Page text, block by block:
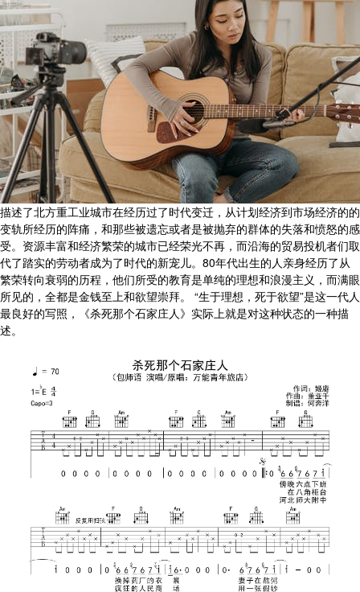
描述了北方重工业城市在经历过了时代变迁，从计划经济到市场经济的的
变轨所经历的阵痛，和那些被遗忘或者是被抛弃的群体的失落和愤怒的感
受。资源丰富和经济繁荣的城市已经荣光不再，而沿海的贸易投机者们取
代了踏实的劳动者成为了时代的新宠儿。80年代出生的人亲身经历了从
繁荣转向衰弱的历程，他们所受的教育是单纯的理想和浪漫主义，而满眼
所见的，全都是金钱至上和欲望崇拜。 “生于理想，死于欲望”是这一代人
最良好的写照，《杀死那个石家庄人》实际上就是对这种状态的一种描
述。